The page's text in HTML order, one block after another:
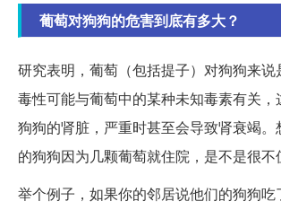
葡萄对狗狗的危害到底有多大？
研究表明，葡萄（包括提子）对狗狗来说
毒性可能与葡萄中的某种未知毒素有关
狗狗的肾脏，严重时甚至会导致肾衰竭
的狗狗因为几颗葡萄就住院，是不是很不
举个例子，如果你的邻居说他们的狗狗